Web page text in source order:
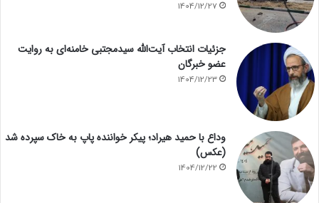
1404/12/27
جزئیات انتخاب آیت‌الله سیدمجتبی خامنه‌ای به روایت
عضو خبرگان
1404/12/23
وداع با حمید هیراد؛ پیکر خواننده پاپ به خاک سپرده شد
(عکس)
1404/12/22